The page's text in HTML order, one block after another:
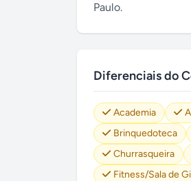
Paulo.
Diferenciais do
Academia
Brinquedoteca
Churrasqueira
Fitness/Sala de